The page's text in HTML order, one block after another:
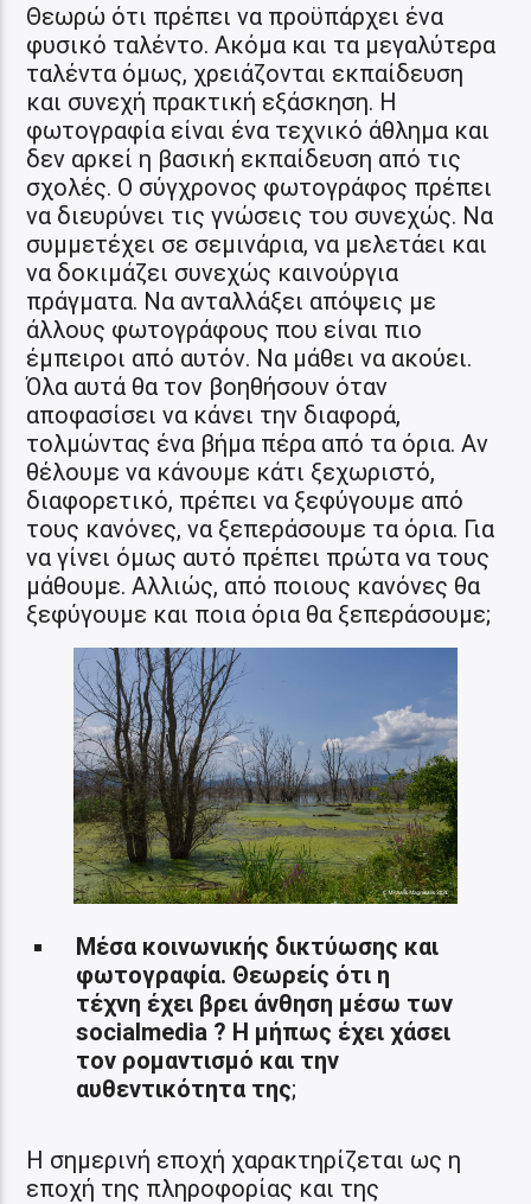
Θεωρώ ότι πρέπει να προϋπάρχει ένα
φυσικό ταλέντο. Ακόμα και τα μεγαλύτερα
ταλέντα όμως, χρειάζονται εκπαίδευση
και συνεχή πρακτική εξάσκηση. Η
φωτογραφία είναι ένα τεχνικό άθλημα και
δεν αρκεί η βασική εκπαίδευση από τις
σχολές. Ο σύγχρονος φωτογράφος πρέπει
να διευρύνει τις γνώσεις του συνεχώς. Να
συμμετέχει σε σεμινάρια, να μελετάει και
να δοκιμάζει συνεχώς καινούργια
πράγματα. Να ανταλλάξει απόψεις με
άλλους φωτογράφους που είναι πιο
έμπειροι από αυτόν. Να μάθει να ακούει.
Όλα αυτά θα τον βοηθήσουν όταν
αποφασίσει να κάνει την διαφορά,
τολμώντας ένα βήμα πέρα από τα όρια. Αν
θέλουμε να κάνουμε κάτι ξεχωριστό,
διαφορετικό, πρέπει να ξεφύγουμε από
τους κανόνες, να ξεπεράσουμε τα όρια. Για
να γίνει όμως αυτό πρέπει πρώτα να τους
μάθουμε. Αλλιώς, από ποιους κανόνες θα
ξεφύγουμε και ποια όρια θα ξεπεράσουμε;
Μέσα κοινωνικής δικτύωσης και
φωτογραφία. Θεωρείς ότι η
τέχνη έχει βρει άνθηση μέσω των
socialmedia ? Η μήπως έχει χάσει
τον ρομαντισμό και την
αυθεντικότητα της;
Η σημερινή εποχή χαρακτηρίζεται ως η
εποχή της πληροφορίας και της